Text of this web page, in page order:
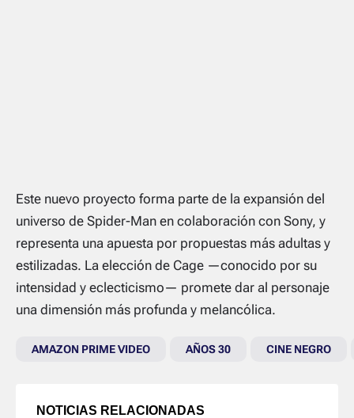
Este nuevo proyecto forma parte de la expansión del
universo de Spider-Man en colaboración con Sony, y
representa una apuesta por propuestas más adultas y
estilizadas. La elección de Cage —conocido por su
intensidad y eclecticismo— promete dar al personaje
una dimensión más profunda y melancólica.
AMAZON PRIME VIDEO AÑOS 30 CINE NEGRO
NOTICIAS RELACIONADAS